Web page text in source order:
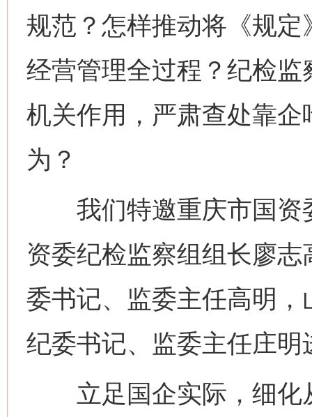
规范？怎样推动将《规
经营管理全过程？纪检
机关作用，严肃查处靠
为？
我们特邀重庆市国资
资委纪检监察组组长廖
委书记、监委主任高明
纪委书记、监委主任庄明
立足国企实际，细化